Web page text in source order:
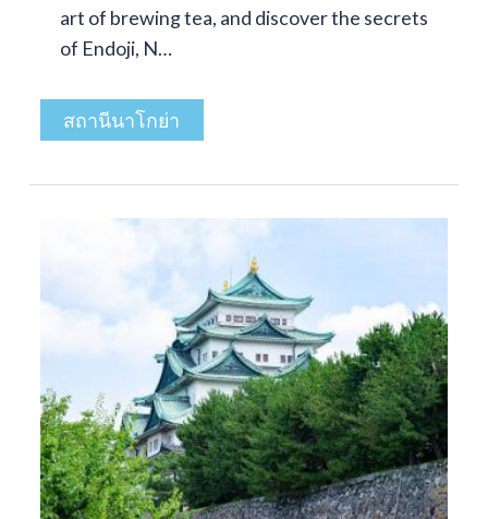
art of brewing tea, and discover the secrets
of Endoji, N…
สถานีนาโกย่า